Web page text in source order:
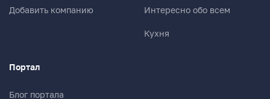
Добавить компанию Интересно обо всем
Кухня
Портал
Блог портала